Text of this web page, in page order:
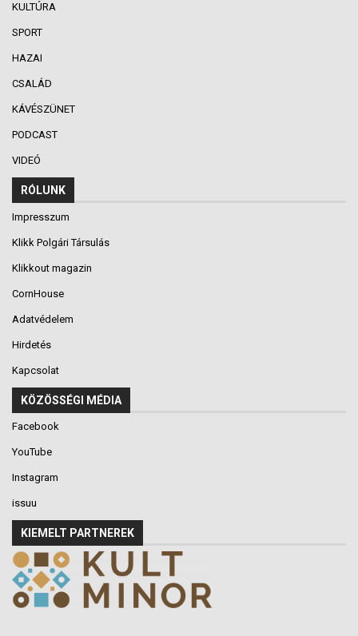
KULTÚRA
SPORT
HAZAI
CSALÁD
KÁVÉSZÜNET
PODCAST
VIDEÓ
RÓLUNK
Impresszum
Klikk Polgári Társulás
Klikkout magazin
CornHouse
Adatvédelem
Hirdetés
Kapcsolat
KÖZÖSSÉGI MÉDIA
Facebook
YouTube
Instagram
issuu
KIEMELT PARTNEREK